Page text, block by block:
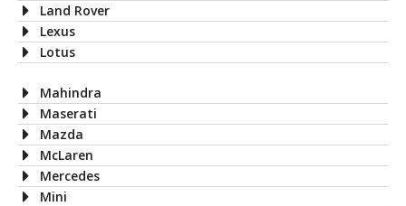
Land Rover
Lexus
Lotus
Mahindra
Maserati
Mazda
McLaren
Mercedes
Mini